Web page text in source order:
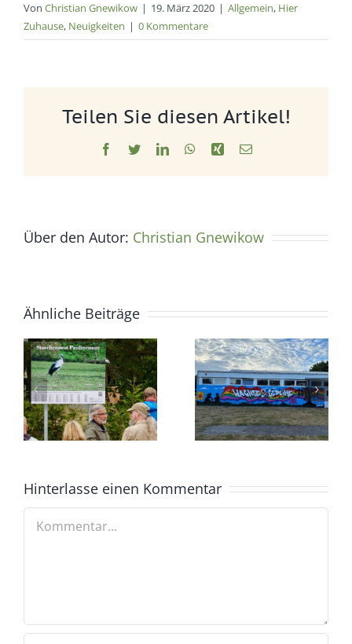
Von Christian Gnewikow | 19. März 2020 | Allgemein, Hier
Zuhause, Neuigkeiten | 0 Kommentare
Teilen Sie diesen Artikel!
Facebook
TwitterLinkedInWhatsApp
Xing E-
Über den Autor: Christian Gnewikow
Ähnliche Beiträge
Hinterlasse einen Kommentar
Kommentar